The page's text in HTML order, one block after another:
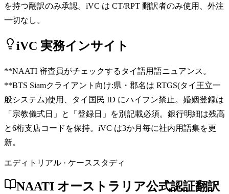
を持つ翻訳のみ承認。iVC は CT/RPT 翻訳者のみ使用、外注
一切なし。
iVC 実務インサイト
**NAATI 審査員がチェックするタイ語用語ニュアンス。
**BTS Siamクライアント向け:県・郡名は RTGS(タイ王立一
般システム)使用、タイ国民 ID にハイフン禁止。婚姻登録は
「宗教儀式日」と「登録日」を別記載必須。銀行明細は残高
と6桁支店コードを保持。iVC は3か月毎に社内用語集を更
新。
エディトリアル · ケーススタディ
NAATI オーストラリア公式認証翻訳